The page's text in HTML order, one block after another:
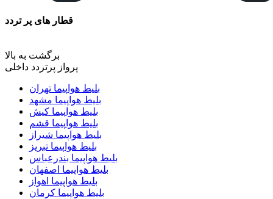
قطار های پر تردد
پرواز پرتردد داخلی
بلیط هواپیما تهران
بلیط هواپیما مشهد
بلیط هواپیما کیش
بلیط هواپیما قشم
بلیط هواپیما شیراز
بلیط هواپیما تبریز
بلیط هواپیما بندرعباس
بلیط هواپیما اصفهان
بلیط هواپیما اهواز
بلیط هواپیما کرمان